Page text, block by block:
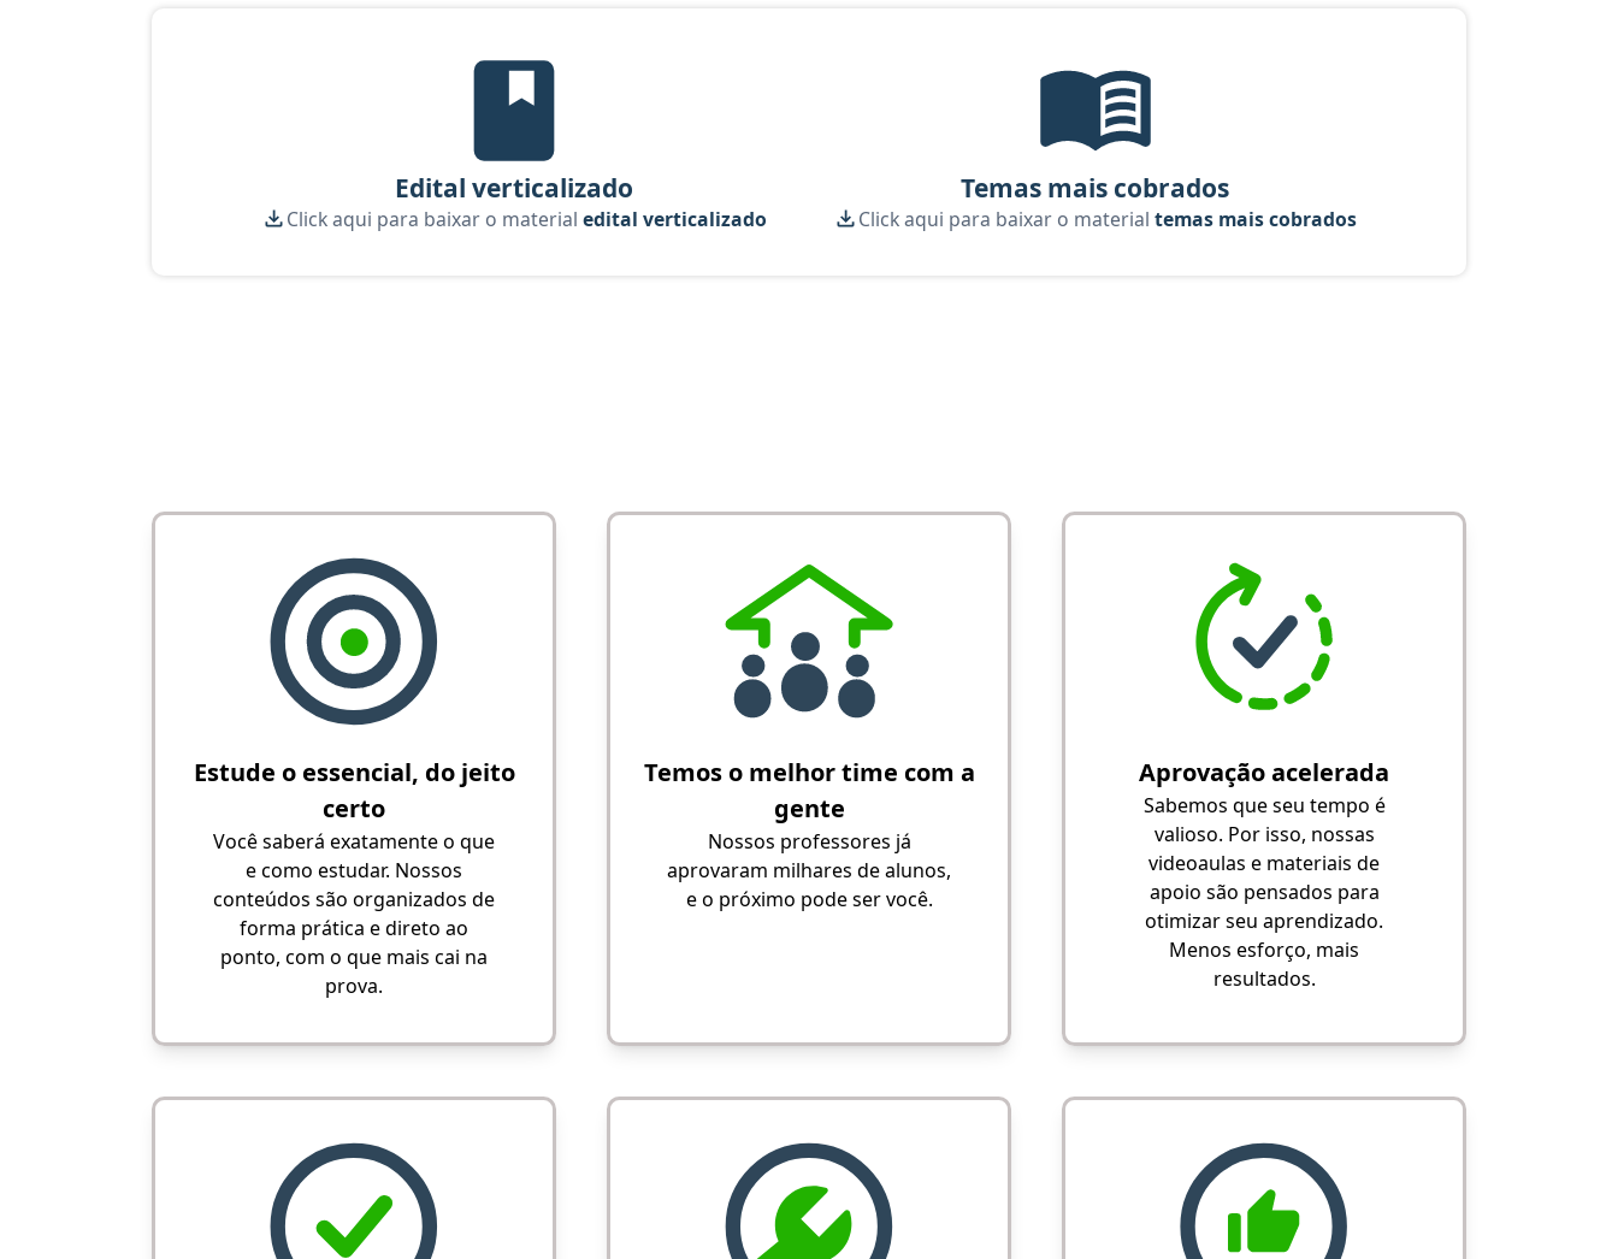
Edital Verticalizado, material gratuito do Aprova Concursos para o curso Analista: Judiciário - Administrativa
Edital verticalizado
Click aqui para baixar o material edital verticalizado
Temas mais cobrados
Click aqui para baixar o materialtemas mais cobrados
Estude o essencial, do jeito
certo
Você saberá exatamente o que
e como estudar. Nossos
conteúdos são organizados de
forma prática e direto ao
ponto, com o que mais cai na
prova.
Temos o melhor time com a
gente
Nossos professores já
aprovaram milhares de alunos,
e o próximo pode ser você.
Aprovação acelerada
Sabemos que seu tempo é
valioso. Por isso, nossas
videoaulas e materiais de
apoio são pensados para
otimizar seu aprendizado.
Menos esforço, mais
resultados.